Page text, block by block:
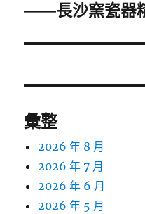
章:
——長沙窯瓷器
彙整
2026 年 8 月
2026 年 7 月
2026 年 6 月
2026 年 5 月